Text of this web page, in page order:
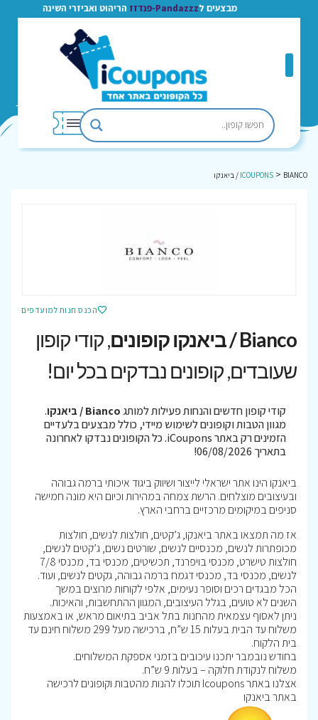
מבצעים לPandazzz-פנדזז הריהוט ואביזרי השינה
ICOUPONS > BIANCO / ביאנקו
הכנס חנות למועדפים
Bianco / ביאנקו קופונים
, קודי קופון
שעובדים, קופונים נבדקים בכל יום!
קודי קופון חדשים והנחות פעילות למותגBianco / ביאנקו
.
מגוון הטבות וקופונים לשימוש מיידי, כולל מבצעים בלעדיים
הזמינים רק באתר iCoupons. כל הקופונים נבדקו לאחרונה
בתאריך 06/08/2026!
ביאנקו הינו אתר ישראלי לייצור ושיווק ביגוד איכותי ברמה גבוהה
ובעיצובים מוצלחים. הרשת צמחה במהירות וכיום היא מונה חמישה
סניפים במיקומים מרכזיים ברחבי הארץ.
אז מה תמצאו באתר ביאנקו, ג’קטים, חולצות לנשים, חולצות
מכופתרות לנשים, מכנסיים לנשים, שורטים נשים, ג’קטים לנשים,
חולצות טישרט, מכנסי בויפרנד, תכשיטים, מכנסי בד, מכנסי 7/8
לנשים, מכנסי בד, מכנסי דגמח ברמה גבוהה, גקטים לנשים, ועוד.
הכל מבגדים רכים וסופר נעימים, אלפי לקוחות מרוצים במשך
השנים לא טועים, בגלל העיצובים, המגוון ההתחשבות, והאיכות.
ניתן לאסוף עצמאית מהחנות בתל אביב בתיאום מראש, או באמצעות
משלוח עד הבית בעלות 15 ש”ח, ברכישה מעל 299 משלוח חינם עד
בית הלקוח.
בחודש נובמבר יתכנו עיכובים בזמני אספקת המשלוחים.
משלוח לנקודת חלוקה – בעלות 9 ש”ח.
אצלנו באתר Icoupons תוכלו להנות מהטבות וקופונים לרכישה
באתר ביאנקו